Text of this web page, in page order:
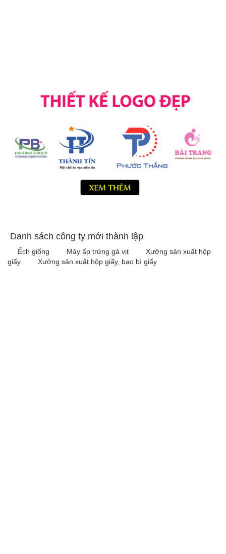
Danh sách công ty mới thành lập
Ếch giống Máy ấp trứng gà vịt
Xưởng sản xuất hộp
giấy
Xưởng sản xuất hộp giấy, bao bì giấy